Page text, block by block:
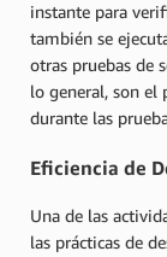
instante para
también se
otras pruebas de
lo general, son el
durante las
Eficiencia de
Una de las
las prácticas de